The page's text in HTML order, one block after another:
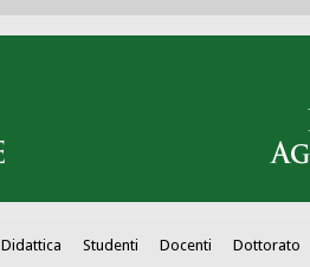
Didattica Studenti Docenti Dottorato